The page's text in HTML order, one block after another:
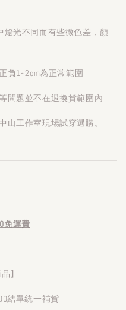
燈光不同而有些微色差，顏
負1~2cm為正常範圍
問題並不在退換貨範圍內
山工作室現場試穿選購。
免運費
】
結單統一補貨